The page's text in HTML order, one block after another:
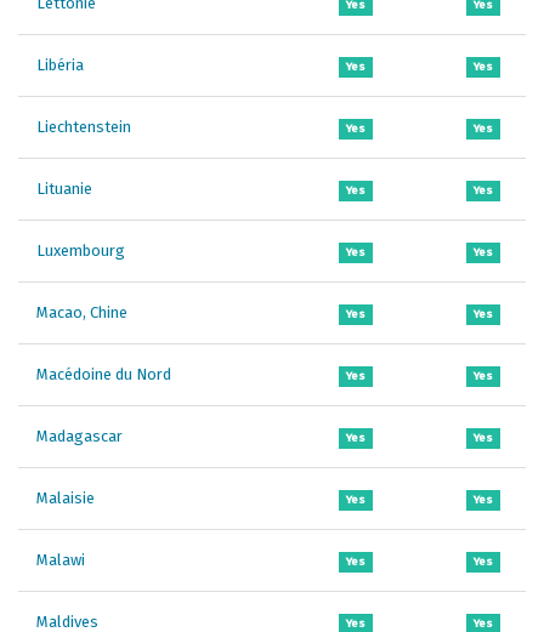
Yes Yes
Libéria Yes Yes
Liechtenstein Yes Yes
Lituanie Yes Yes
Luxembourg Yes Yes
Macao, Chine Yes Yes
Macédoine du Nord Yes Yes
Madagascar Yes Yes
Malaisie Yes Yes
Malawi Yes Yes
Maldives Yes Yes